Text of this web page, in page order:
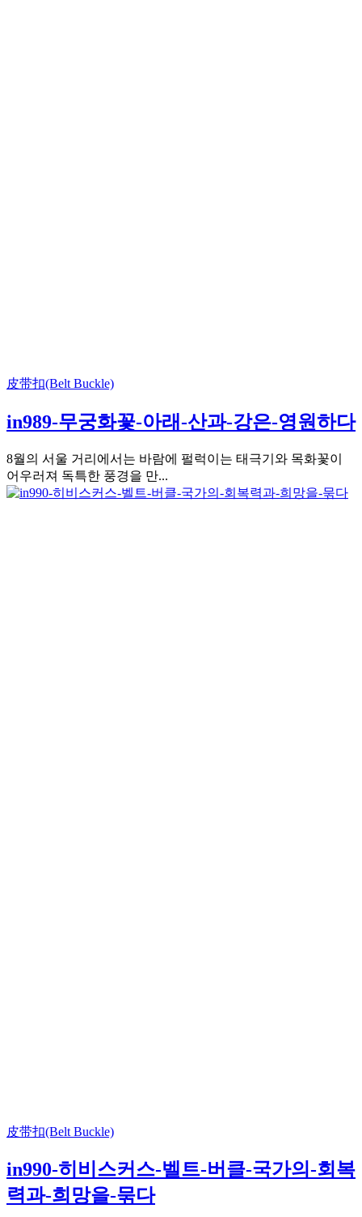
皮带扣(Belt Buckle)
in989-무궁화꽃-아래-산과-강은-영원하다
8월의 서울 거리에서는 바람에 펄럭이는 태극기와 목화꽃이
어우러져 독특한 풍경을 만...
皮带扣(Belt Buckle)
in990-히비스커스-벨트-버클-국가의-회복
력과-희망을-묶다